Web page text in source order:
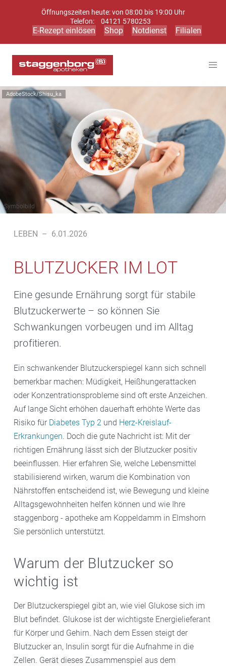
Öffnungszeiten heute: von 08:00 bis 19:00 Uhr
Telefon:
04121 5780253
E-Rezept einlösen Shop Notdienst Filialen
AdobeStock/Shisu_ka
Symbolbild
LEBEN – 6.01.2026
BLUTZUCKER IM LOT
Eine gesunde Ernährung sorgt für stabile
Blutzuckerwerte – so können Sie
Schwankungen vorbeugen und im Alltag
profitieren.
Ein schwankender Blutzuckerspiegel kann sich schnell
bemerkbar machen: Müdigkeit, Heißhungerattacken
oder Konzentrationsprobleme sind oft erste Anzeichen.
Auf lange Sicht erhöhen dauerhaft erhöhte Werte das
Risiko für Diabetes Typ 2 und Herz-Kreislauf-
Erkrankungen. Doch die gute Nachricht ist: Mit der
richtigen Ernährung lässt sich der Blutzucker positiv
beeinflussen. Hier erfahren Sie, welche Lebensmittel
stabilisierend wirken, warum die Kombination von
Nährstoffen entscheidend ist, wie Bewegung und kleine
Alltagsgewohnheiten helfen können und wie Ihre
staggenborg - apotheke am Koppeldamm in Elmshorn
Sie persönlich unterstützt.
Warum der Blutzucker so
wichtig ist
Der Blutzuckerspiegel gibt an, wie viel Glukose sich im
Blut befindet. Glukose ist der wichtigste Energielieferant
für Körper und Gehirn. Nach dem Essen steigt der
Blutzucker an, Insulin sorgt für die Aufnahme in die
Zellen. Gerät dieses Zusammenspiel aus dem